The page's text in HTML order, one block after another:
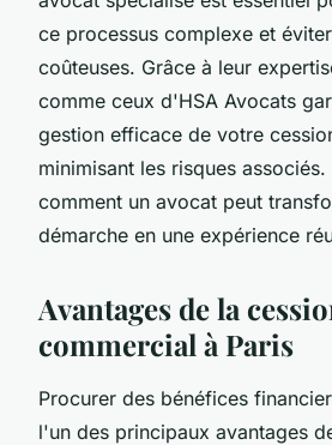
ce processus complexe et
coûteuses. Grâce à leur
comme ceux d'HSA Avocats
gestion efficace de votre
minimisant les risques
comment un avocat peut
démarche en une expérience
Avantages de la
commercial à Paris
Procurer des bénéfices
l'un des principaux avantages